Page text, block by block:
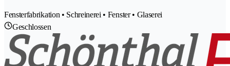
Fensterfabrikation • Schreinerei • Fenster • Glaserei
Geschlossen